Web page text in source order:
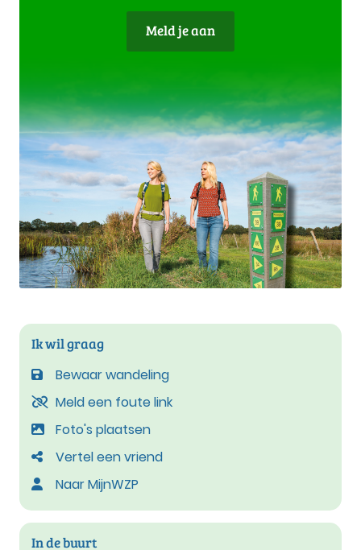
Meld je aan
Ik wil graag
Bewaar wandeling
Meld een foute link
Foto's plaatsen
Vertel een vriend
Naar MijnWZP
In de buurt